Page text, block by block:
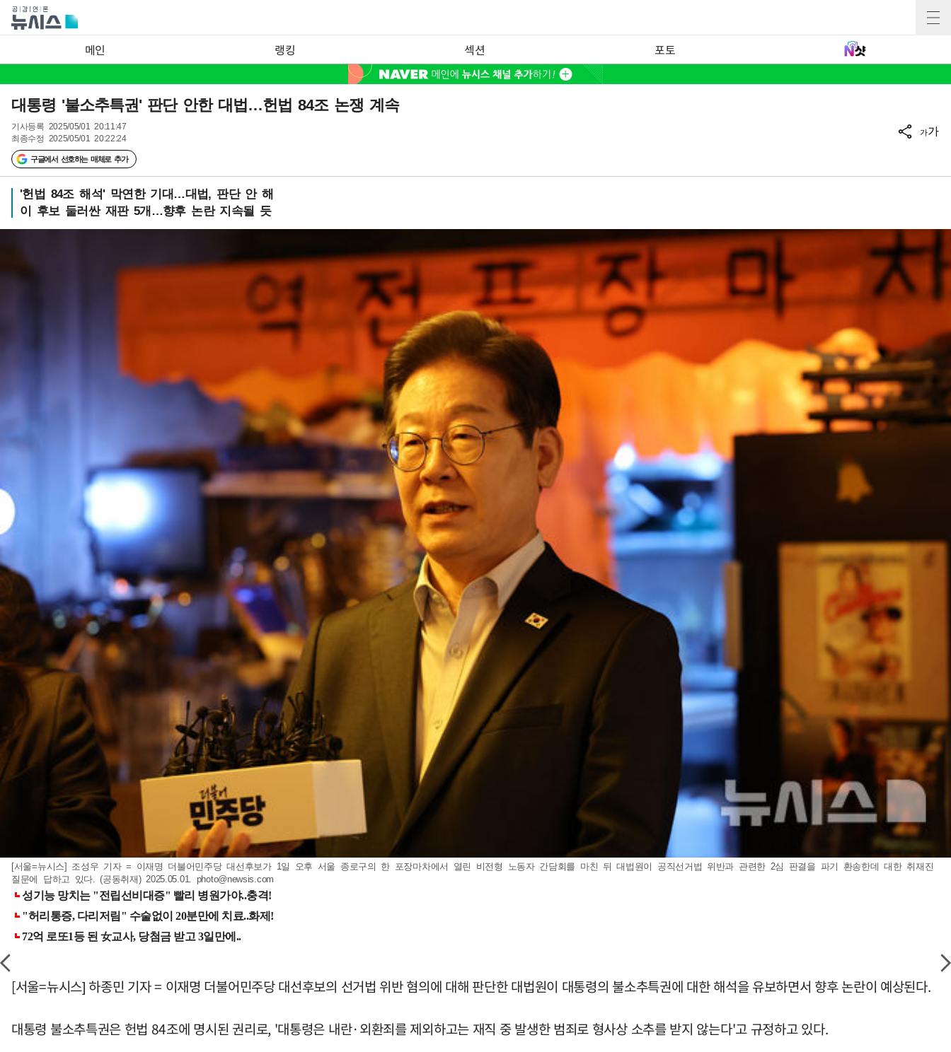
메인 랭킹 섹션 포토
대통령 '불소추특권' 판단 안한 대법…헌법 84조 논쟁 계속
기사등록 2025/05/01 20:11:47
최종수정 2025/05/01 20:22:24
구글에서 선호하는 매체로 추가
가가
'헌법 84조 해석' 막연한 기대…대법, 판단 안 해
이 후보 둘러싼 재판 5개…향후 논란 지속될 듯
[서울=뉴시스] 조성우 기자 = 이재명 더불어민주당 대선후보가 1일 오후 서울 종로구의 한 포장마차에서 열린 비전형 노동자 간담회를 마친 뒤 대법원이 공직선거법 위반과 관련한 2심 판결을 파기 환송한데 대한 취재진
질문에 답하고 있다. (공동취재) 2025.05.01. photo@newsis.com
[서울=뉴시스] 하종민 기자 = 이재명 더불어민주당 대선후보의 선거법 위반 혐의에 대해 판단한 대법원이 대통령의 불소추특권에 대한 해석을 유보하면서 향후 논란이 예상된다.
대통령 불소추특권은 헌법 84조에 명시된 권리로, '대통령은 내란·외환죄를 제외하고는 재직 중 발생한 범죄로 형사상 소추를 받지 않는다'고 규정하고 있다.